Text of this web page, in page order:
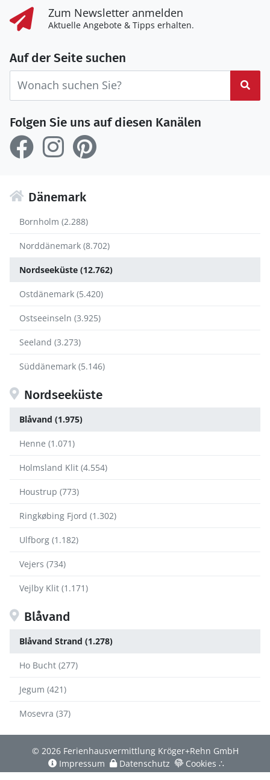
Zum Newsletter anmelden
Aktuelle Angebote & Tipps erhalten.
Auf der Seite suchen
Folgen Sie uns auf diesen Kanälen
Dänemark
Bornholm (2.288)
Norddänemark (8.702)
Nordseeküste (12.762)
Ostdänemark (5.420)
Ostseeinseln (3.925)
Seeland (3.273)
Süddänemark (5.146)
Nordseeküste
Blåvand (1.975)
Henne (1.071)
Holmsland Klit (4.554)
Houstrup (773)
Ringkøbing Fjord (1.302)
Ulfborg (1.182)
Vejers (734)
Vejlby Klit (1.171)
Blåvand
Blåvand Strand (1.278)
Ho Bucht (277)
Jegum (421)
Mosevra (37)
© 2026 Ferienhausvermittlung Kröger+Rehn GmbH
Impressum
Datenschutz Cookies ∴